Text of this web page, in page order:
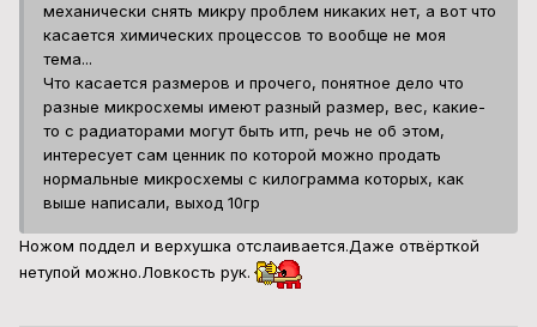
механически снять микру проблем никаких нет, а вот что
касается химических процессов то вообще не моя
тема...
Что касается размеров и прочего, понятное дело что
разные микросхемы имеют разный размер, вес, какие-
то с радиаторами могут быть итп, речь не об этом,
интересует сам ценник по которой можно продать
нормальные микросхемы с килограмма которых, как
выше написали, выход 10гр
Ножом поддел и верхушка отслаивается.Даже отвёрткой
нетупой можно.Ловкость рук.